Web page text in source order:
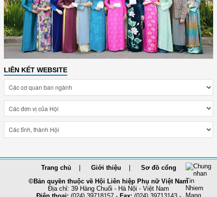
LIÊN KẾT WEBSITE
Trang chủ Giới thiệu
Sơ đồ cổng
©Bản quyền thuộc về Hội Liên hiệp Phụ nữ Việt Nam
Địa chỉ: 39 Hàng Chuối - Hà Nội - Việt Nam